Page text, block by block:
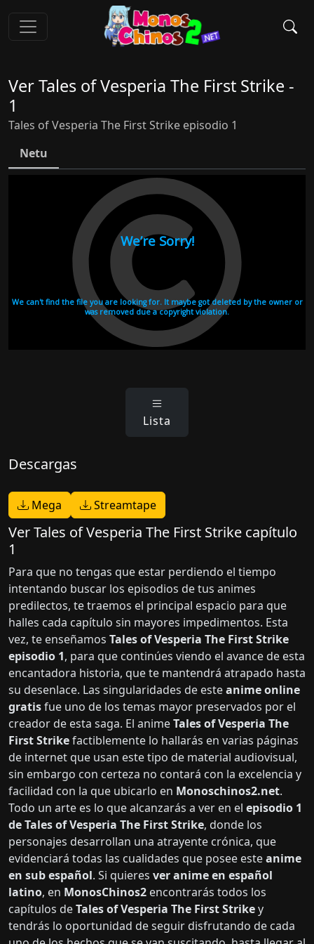
Ver Tales of Vesperia The First Strike -
1
Tales of Vesperia The First Strike episodio 1
Netu
Lista
Descargas
Mega Streamtape
Ver Tales of Vesperia The First Strike capítulo
1
Para que no tengas que estar perdiendo el tiempo
intentando buscar los episodios de tus animes
predilectos, te traemos el principal espacio para que
halles cada capítulo sin mayores impedimentos. Esta
vez, te enseñamos Tales of Vesperia The First Strike
episodio 1, para que continúes viendo el avance de esta
encantadora historia, que te mantendrá atrapado hasta
su desenlace. Las singularidades de esteanime online
gratisfue uno de los temas mayor preservados por el
creador de esta saga. El animeTales of Vesperia The
First Strikefactiblemente lo hallarás en varias páginas
de internet que usan este tipo de material audiovisual,
sin embargo con certeza no contará con la excelencia y
facilidad con la que ubicarlo en Monoschinos2.net.
Todo un arte es lo que alcanzarás a ver en el episodio 1
de Tales of Vesperia The First Strike, donde los
personajes desarrollan una atrayente crónica, que
evidenciará todas las cualidades que posee esteanime
en sub español. Si quieres ver anime en español
latino, en MonosChinos2 encontrarás todos los
capítulos deTales of Vesperia The First Strikey
tendrás lo oportunidad de seguir disfrutando de cada